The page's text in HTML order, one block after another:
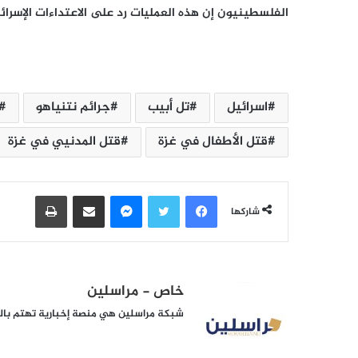
الفلسطينيون إن هذه العمليات رد على الاعتداءات
اسرائيل تل أبيب جرائم نتنياهو
قتل الأطفال في غزة
قتل المدنيي في غزة
شاركها
فيسبوكتويتر ماسنجر مشاركة عبر البريد طباعة
خاص - مراسلين
شبكة مراسلين هي منصة إخبارية تهتم